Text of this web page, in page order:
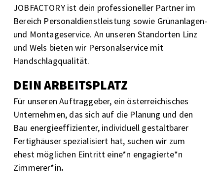
JOBFACTORY ist dein professioneller Partner im
Bereich Personaldienstleistung sowie Grünanlagen-
und Montageservice. An unseren Standorten Linz
und Wels bieten wir Personalservice mit
Handschlagqualität.
DEIN ARBEITSPLATZ
Für unseren Auftraggeber, ein österreichisches
Unternehmen, das sich auf die Planung und den
Bau energieeffizienter, individuell gestaltbarer
Fertighäuser spezialisiert hat, suchen wir zum
ehest möglichen Eintritt eine*n engagierte*n
Zimmerer*in.